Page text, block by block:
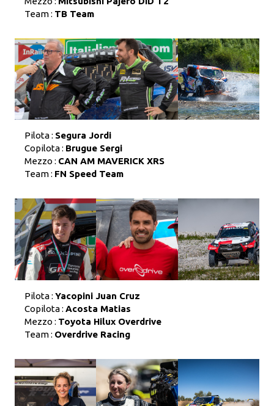
Team : TB Team
Pilota : Segura Jordi
Copilota : Brugue Sergi
Mezzo : CAN AM MAVERICK XRS
Team : FN Speed Team
Pilota : Yacopini Juan Cruz
Copilota : Acosta Matias
Mezzo : Toyota Hilux Overdrive
Team : Overdrive Racing